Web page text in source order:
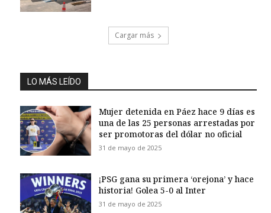
Cargar más
LO MÁS LEÍDO
Mujer detenida en Páez hace 9 días es
una de las 25 personas arrestadas por
ser promotoras del dólar no oficial
31 de mayo de 2025
¡PSG gana su primera ‘orejona’ y hace
historia! Golea 5-0 al Inter
31 de mayo de 2025